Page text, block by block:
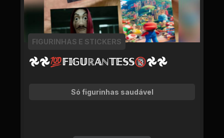
𖣘𖣘💯𝔽𝕀𝔾𝕌ℝ𝔸ℕ𝕋𝔼𝕊𝕊🔞𖣘𖣘
FIGURINHAS E STICKERS
Só figurinhas saudável